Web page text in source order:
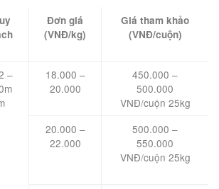
Đơn giá
(VNĐ/kg)
Giá tham khảo
(VNĐ/cuộn)
–
18.000 –
20.000
450.000 –
500.000
VNĐ/cuộn 25kg
20.000 –
22.000
500.000 –
550.000
VNĐ/cuộn 25kg